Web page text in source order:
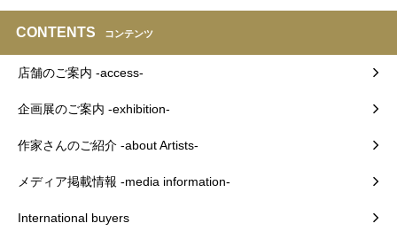
CONTENTS コンテンツ
店舗のご案内 -access-
企画展のご案内 -exhibition-
作家さんのご紹介 -about Artists-
メディア掲載情報 -media information-
International buyers